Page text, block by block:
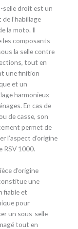
selle droit est un
de l’habillage
la moto. Il
les composants
la selle contre
tout en
une finition
et un
harmonieux
En cas de
de casse, son
permet de
l’aspect d’origine
RSV 1000.
d’origine
une
fiable et
pour
un sous-selle
tout en